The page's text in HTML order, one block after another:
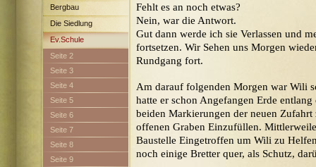
Bergbau
Die Siedlung
Maximilian
Ev.Schule
Seite 2
Seite 3
Seite 4
Seite 5
Seite 6
Seite 7
Seite 8
Seite 9
Fehlt es an noch etwas?
Nein, war die Antwort.
Gut dann werde ich sie Verlassen und
fortsetzen. Wir Sehen uns Morgen
Rundgang fort.
Am darauf folgenden Morgen war Wili
hatte er schon Angefangen Erde
beiden Markierungen der neuen
offenen Graben Einzufüllen.
Baustelle Eingetroffen um Wili zu
noch einige Bretter quer, als Schutz,